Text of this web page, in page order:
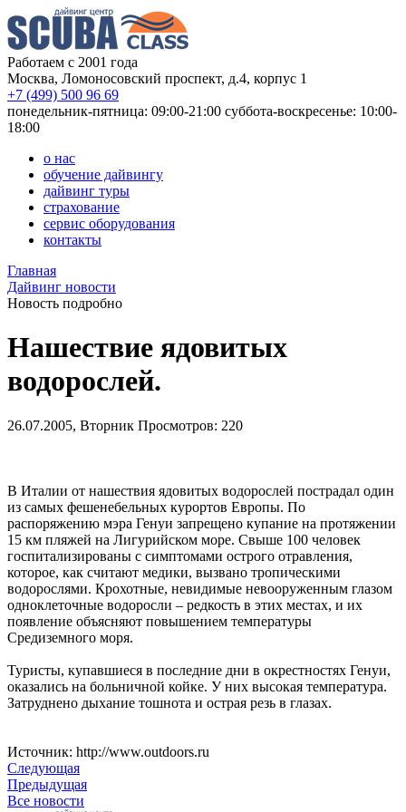
Работаем с 2001 года
Москва, Ломоносовский проспект, д.4, корпус 1
+7 (499) 500 96 69
понедельник-пятница: 09:00-21:00 суббота-воскресенье: 10:00-
18:00
о нас
обучение дайвингу
дайвинг туры
страхование
сервис оборудования
контакты
Главная
Дайвинг новости
Новость подробно
Нашествие ядовитых
водорослей.
26.07.2005, Вторник Просмотров: 220
В Италии от нашествия ядовитых водорослей пострадал один
из самых фешенебельных курортов Европы. По
распоряжению мэра Генуи запрещено купание на протяжении
15 км пляжей на Лигурийском море. Свыше 100 человек
госпитализированы с симптомами острого отравления,
которое, как считают медики, вызвано тропическими
водорослями. Крохотные, невидимые невооруженным глазом
одноклеточные водоросли – редкость в этих местах, и их
появление объясняют повышением температуры
Средиземного моря.
Туристы, купавшиеся в последние дни в окрестностях Генуи,
оказались на больничной койке. У них высокая температура.
Затруднено дыхание тошнота и острая резь в глазах.
Источник: http://www.outdoors.ru
Следующая
Предыдущая
Все новости